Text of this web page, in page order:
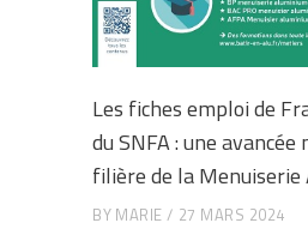
Les fiches emploi de
du SNFA : une
filière de la Menuiserie
BY MARIE 27 MARS 2024